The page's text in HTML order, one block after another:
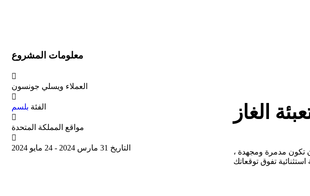
معلومات المشروع
العملاء ويسلي جونسون
الفئة بلسم
مواقع المملكة المتحدة
التاريخ 31 مارس 2024 - 24 مايو 2024
الغاز
تكون مدمرة ومجهدة ،